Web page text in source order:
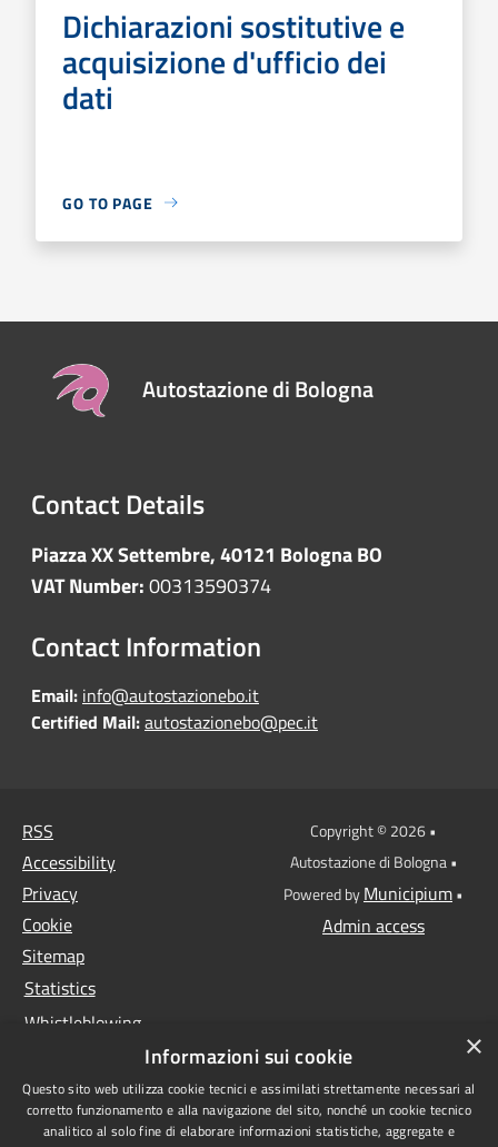
Dichiarazioni sostitutive e
acquisizione d'ufficio dei
dati
GO TO PAGE
Autostazione di Bologna
Contact Details
Piazza XX Settembre, 40121 Bologna BO
VAT Number:00313590374
Contact Information
Email: info@autostazionebo.it
Certified Mail:autostazionebo@pec.it
RSS
Accessibility
Privacy
Cookie
Sitemap
Statistics
Whistleblowing
Anti-money laundering
Supplier register
Copyright © 2026 •
Autostazione di Bologna •
Powered byMunicipium•
Admin access
×
Informazioni sui cookie
Questo sito web utilizza cookie tecnici e assimilati strettamente necessari al
corretto funzionamento e alla navigazione del sito, nonché un cookie tecnico
analitico al solo fine di elaborare informazioni statistiche, aggregate e